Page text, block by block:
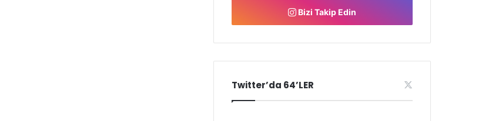
Bizi Takip Edin
Twitter’da 64’LER